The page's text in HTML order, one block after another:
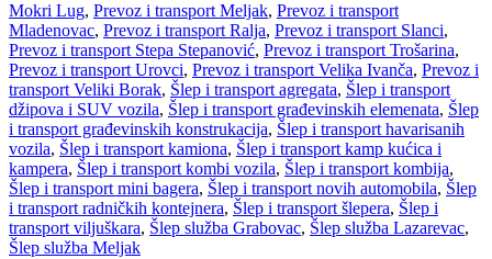
Mokri Lug, Prevoz i transport Meljak, Prevoz i transport
Mladenovac, Prevoz i transport Ralja, Prevoz i transport Slanci,
Prevoz i transport Stepa Stepanović, Prevoz i transport Trošarina,
Prevoz i transport Urovci, Prevoz i transport Velika Ivanča, Prevoz i
transport Veliki Borak, Šlep i transport agregata, Šlep i transport
džipova i SUV vozila, Šlep i transport građevinskih elemenata, Šlep
i transport građevinskih konstrukacija, Šlep i transport havarisanih
vozila, Šlep i transport kamiona, Šlep i transport kamp kućica i
kampera, Šlep i transport kombi vozila, Šlep i transport kombija,
Šlep i transport mini bagera, Šlep i transport novih automobila, Šlep
i transport radničkih kontejnera, Šlep i transport šlepera, Šlep i
transport viljuškara, Šlep služba Grabovac, Šlep služba Lazarevac,
Šlep služba Meljak